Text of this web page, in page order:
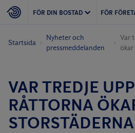
FÖR DIN BOSTAD FÖR
Startsida
Nyheter och
pressmeddelanden
Var
VAR TREDJE
RÅTTORNA
STORSTÄDERNA